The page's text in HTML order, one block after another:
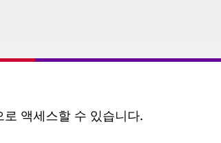
액세스할 수 있습니다.